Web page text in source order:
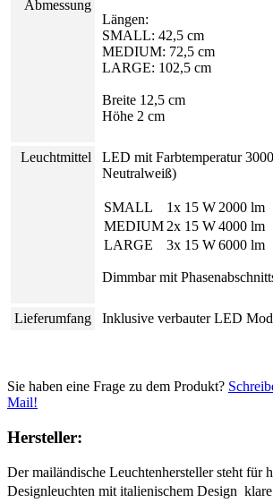
Abmessung
Längen:
SMALL: 42,5 cm
MEDIUM: 72,5 cm
LARGE: 102,5 cm
Breite 12,5 cm
Höhe 2 cm
Leuchtmittel
LED mit Farbtemperatur
Neutralweiß)
SMALL 1x 15 W 2000 lm
MEDIUM 2x 15 W4000 lm
LARGE
3x 15 W6000 lm
Dimmbar mit
Lieferumfang Inklusive verbauter LED
Sie haben eine Frage zu dem Produkt?
Mail!
Hersteller:
Der mailändische Leuchtenhersteller steht für
Designleuchten mit italienischem Design 